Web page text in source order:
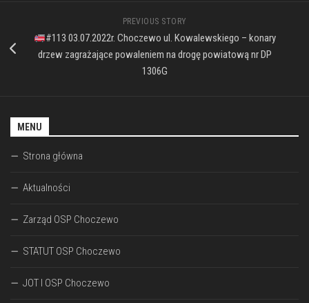
PREVIOUS STORY
#113 03.07.2022r. Choczewo ul. Kowalewskiego – konary
drzew zagrażające powaleniem na drogę powiatową nr DP
1306G
MENU
Strona główna
Aktualności
Zarząd OSP Choczewo
STATUT OSP Choczewo
JOT I OSP Choczewo